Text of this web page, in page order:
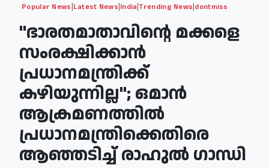
Popular News|Latest News|India|Trending News|dontmiss
"ഭാരതമാതാവിന്റെ മക്കളെ
സംരക്ഷിക്കാൻ
പ്രധാനമന്ത്രിക്ക്
കഴിയുന്നില്ല"; ഒമാൻ
ആക്രമണത്തിൽ
പ്രധാനമന്ത്രിക്കെതിരെ
ആഞ്ഞടിച്ച് രാഹുൽ ഗാന്ധി